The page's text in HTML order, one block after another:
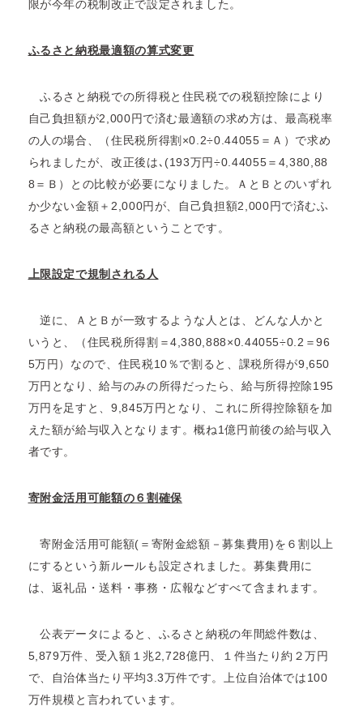
限が今年の税制改正で設定されました。
ふるさと納税最適額の算式変更
ふるさと納税での所得税と住民税での税額控除により
自己負担額が2,000円で済む最適額の求め方は、最高税率
の人の場合、（住民税所得割×0.2÷0.44055＝Ａ）で求め
られましたが、改正後は､(193万円÷0.44055＝4,380,88
8＝Ｂ）との比較が必要になりました。ＡとＢとのいずれ
か少ない金額＋2,000円が、自己負担額2,000円で済むふ
るさと納税の最高額ということです。
上限設定で規制される人
逆に、ＡとＢが一致するような人とは、どんな人かと
いうと、（住民税所得割＝4,380,888×0.44055÷0.2＝96
5万円）なので、住民税10％で割ると、課税所得が9,650
万円となり、給与のみの所得だったら、給与所得控除195
万円を足すと、9,845万円となり、これに所得控除額を加
えた額が給与収入となります。概ね1億円前後の給与収入
者です。
寄附金活用可能額の６割確保
寄附金活用可能額(＝寄附金総額－募集費用)を６割以上
にするという新ルールも設定されました。募集費用に
は、返礼品・送料・事務・広報などすべて含まれます。
公表データによると、ふるさと納税の年間総件数は、
5,879万件、受入額１兆2,728億円、１件当たり約２万円
で、自治体当たり平均3.3万件です。上位自治体では100
万件規模と言われています。